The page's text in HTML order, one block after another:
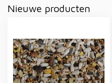
Nieuwe producten